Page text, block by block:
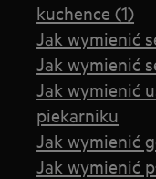
kuchence (1)
Jak wymienić
Jak wymienić
Jak wymienić
piekarniku
Jak wymienić
Jak wymienić